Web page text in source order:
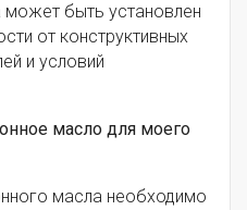
быть установлен
от конструктивных
и условий
масло для моего
масла необходимо